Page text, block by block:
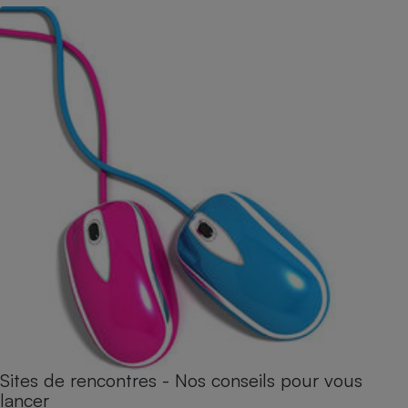
Sites de rencontres - Nos conseils pour vous
lancer